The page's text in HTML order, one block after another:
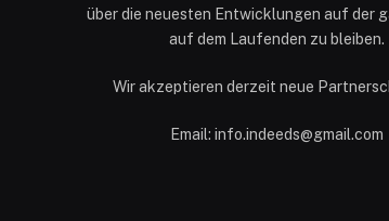
über die neuesten Entwicklungen auf der
auf dem Laufenden zu bleiben.
Wir akzeptieren derzeit neue
Email: info.indeeds@gmail.com